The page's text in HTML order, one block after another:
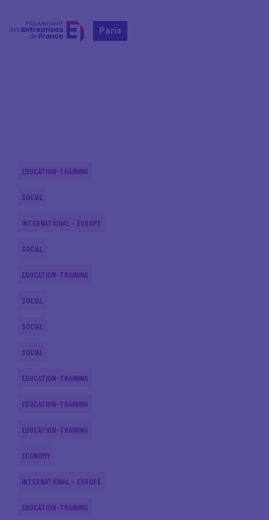
Paris
EDUCATION-TRAINING
SOCIAL
INTERNATIONAL - EUROPE
SOCIAL
EDUCATION-TRAINING
SOCIAL
SOCIAL
SOCIAL
EDUCATION-TRAINING
EDUCATION-TRAINING
EDUCATION-TRAINING
ECONOMY
INTERNATIONAL - EUROPE
EDUCATION-TRAINING